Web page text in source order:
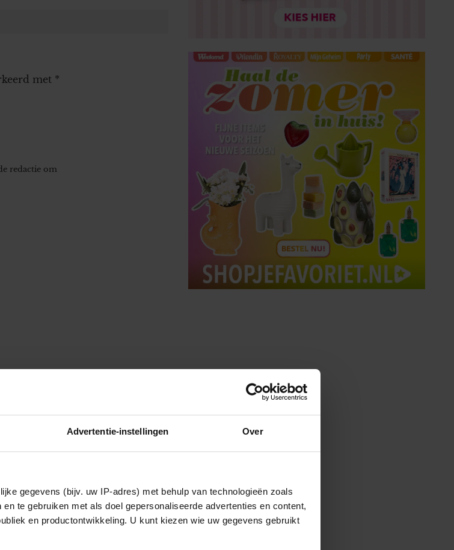
Advertentie-instellingen Over
gegevens (bijv. uw IP-adres) met behulp van technologieën zoals
te gebruiken met als doel gepersonaliseerde advertenties en content,
en productontwikkeling. U kunt kiezen wie uw gegevens gebruikt
met *
redactie om
prettiger
jij ook nog
zijn?